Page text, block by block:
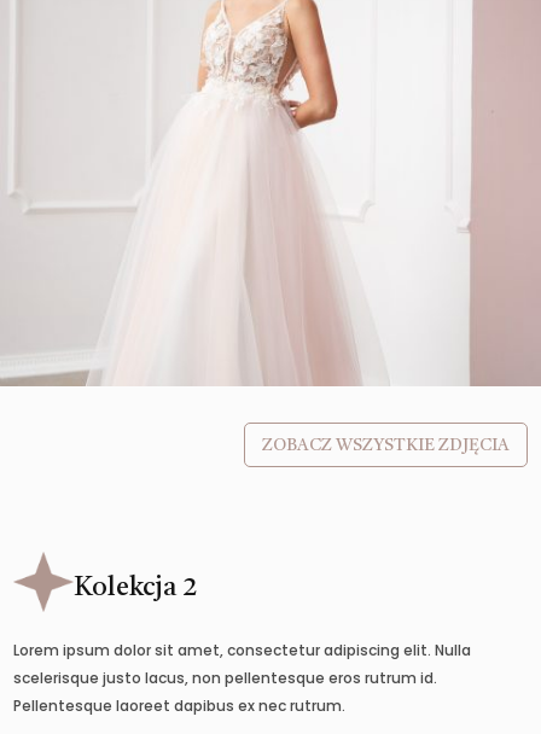
ZOBACZ WSZYSTKIE ZDJĘCIA
Kolekcja 2
Lorem ipsum dolor sit amet, consectetur adipiscing elit. Nulla
scelerisque justo lacus, non pellentesque eros rutrum id.
Pellentesque laoreet dapibus ex nec rutrum.